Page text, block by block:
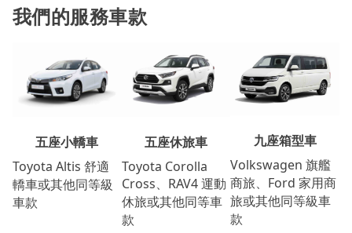
我們的服務車款
五座小轎車
Toyota Altis 舒適
轎車或其他同等級
車款
五座休旅車
Toyota Corolla
Cross、RAV4 運動
休旅或其他同等車
款
九座箱型車
Volkswagen 旗艦
商旅、Ford 家用商
旅或其他同等級車
款